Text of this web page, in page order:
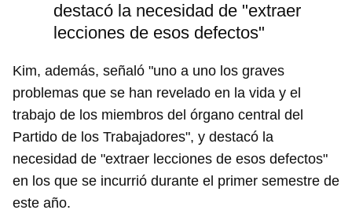
destacó la necesidad de "extraer
lecciones de esos defectos"
Kim, además, señaló "uno a uno los graves
problemas que se han revelado en la vida y el
trabajo de los miembros del órgano central del
Partido de los Trabajadores", y destacó la
necesidad de "extraer lecciones de esos defectos"
en los que se incurrió durante el primer semestre de
este año.